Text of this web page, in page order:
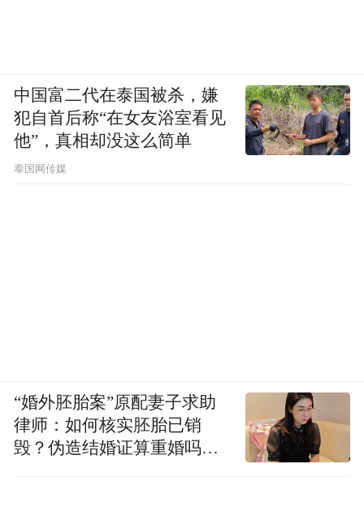
中国富二代在泰国被杀，嫌
犯自首后称“在女友浴室看见
他”，真相却没这么简单
泰国网传媒
“婚外胚胎案”原配妻子求助
律师：如何核实胚胎已销
毁？伪造结婚证算重婚吗？